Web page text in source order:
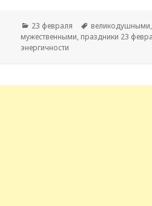
Рубрики
23 февраля Метки
великодушными
мужественными, праздники 23
энергичности